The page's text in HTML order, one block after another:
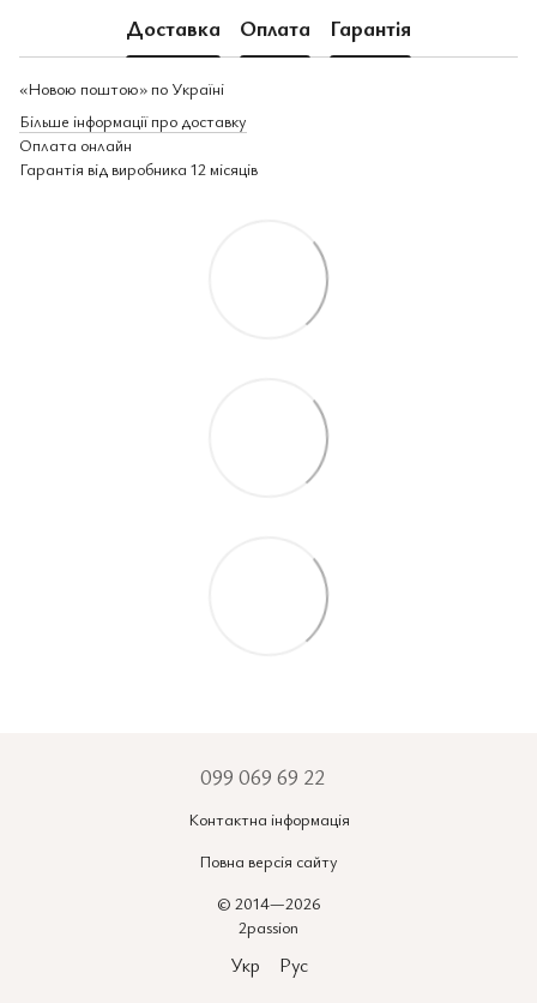
Доставка Оплата Гарантія
«Новою поштою» по Україні
Більше інформації про доставку
Оплата онлайн
Гарантія від виробника 12 місяців
099 069 69 22
Контактна інформація
Повна версія сайту
© 2014—2026
2passion
Укр Рус